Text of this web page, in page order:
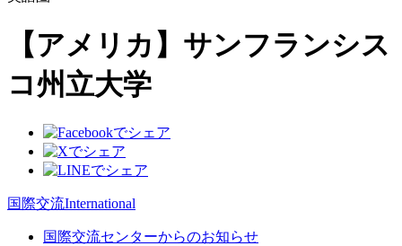
【アメリカ】サンフランシス
コ州立大学
国際交流International
国際交流センターからのお知らせ